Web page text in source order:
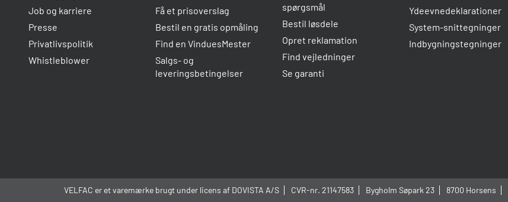
Job og karriere
Presse
Privatlivspolitik
Whistleblower
Få et prisoverslag
Bestil en gratis opmåling
Find en VinduesMester
Salgs- og
leveringsbetingelser
spørgsmål
Bestil løsdele
Opret reklamation
Find vejledninger
Se garanti
Ydeevnedeklarationer
System-snittegninger
Indbygningstegninger
VELFAC er et varemærke brugt under licens af DOVISTA A/S CVR-nr. 21147583 Bygholm Søpark 23 8700 Horsens